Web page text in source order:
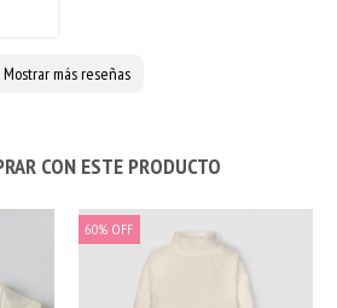
Mostrar más reseñas
CON ESTE PRODUCTO
60% OFF